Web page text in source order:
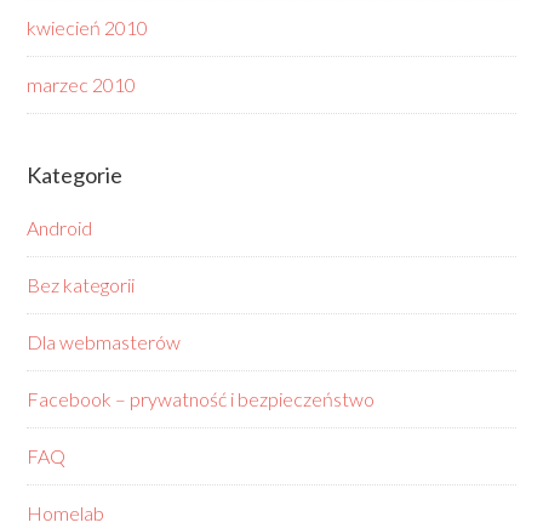
kwiecień 2010
marzec 2010
Kategorie
Android
Bez kategorii
Dla webmasterów
Facebook – prywatność i bezpieczeństwo
FAQ
Homelab